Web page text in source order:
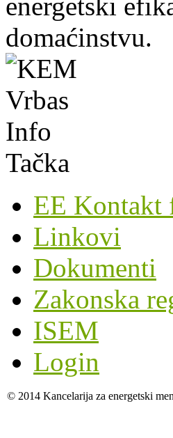
domaćinstvu.
EE Kontakt
Linkovi
Dokumenti
Zakonska
ISEM
Login
© 2014 Kancelarija za energetski